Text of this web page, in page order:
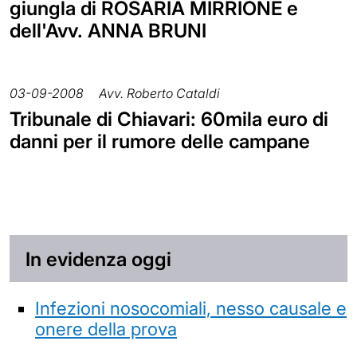
giungla di ROSARIA MIRRIONE e
dell'Avv. ANNA BRUNI
03-09-2008 Avv. Roberto Cataldi
Tribunale di Chiavari: 60mila euro di
danni per il rumore delle campane
In evidenza oggi
Infezioni nosocomiali, nesso causale e
onere della prova